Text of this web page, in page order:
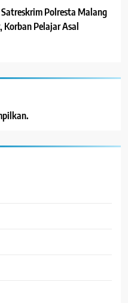
Polresta Malang
Korban Pelajar Asal